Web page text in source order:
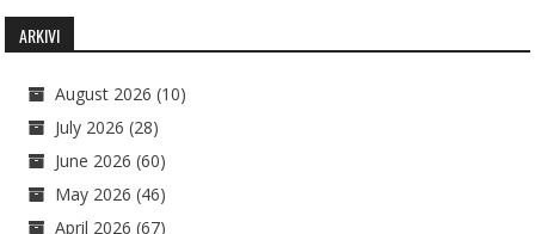
ARKIVI
August 2026 (10)
July 2026 (28)
June 2026 (60)
May 2026 (46)
April 2026 (67)